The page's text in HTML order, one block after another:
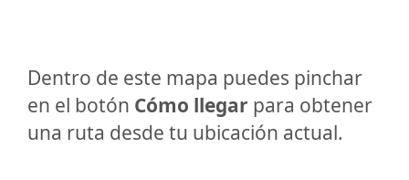
Dentro de este mapa puedes pinchar
en el botón Cómo llegar para obtener
una ruta desde tu ubicación actual.